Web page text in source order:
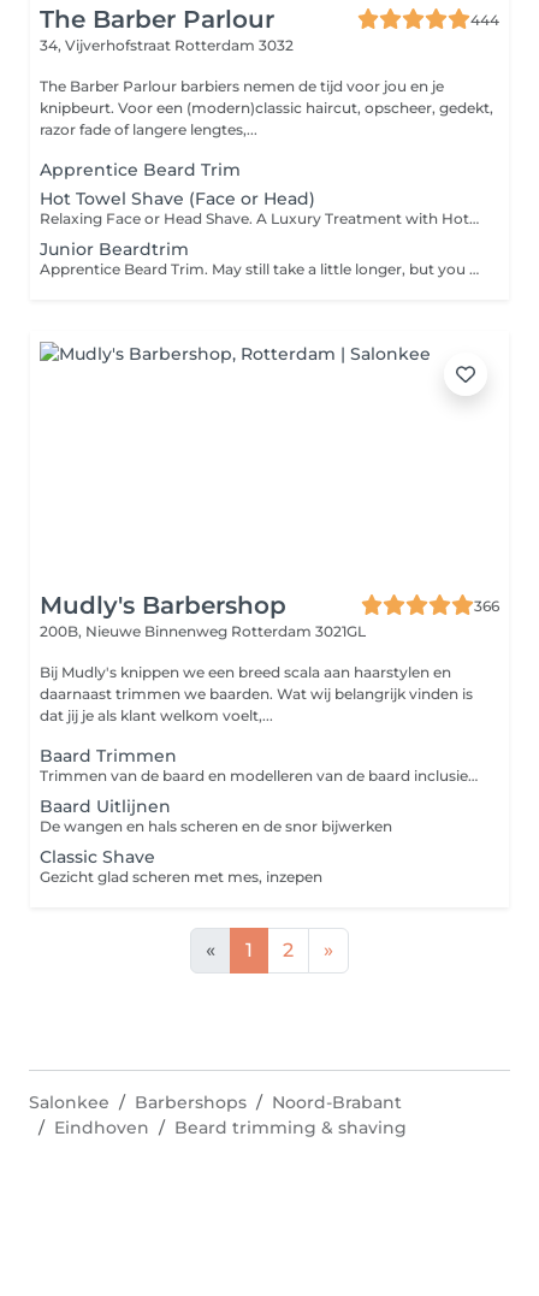
The Barber Parlour
444
34, Vijverhofstraat Rotterdam 3032
The Barber Parlour barbiers nemen de tijd voor jou en je
knipbeurt. Voor een (modern)classic haircut, opscheer, gedekt,
razor fade of langere lengtes,...
Apprentice Beard Trim
Hot Towel Shave (Face or Head)
Relaxing Face or Head Shave. A Luxury Treatment with Hot Towel, Face / Head Massage, Soap, Oil and Straight Razor.
Junior Beardtrim
Apprentice Beard Trim. May still take a little longer, but you will look good!
Mudly's Barbershop
366
200B, Nieuwe Binnenweg Rotterdam 3021GL
Bij Mudly's knippen we een breed scala aan haarstylen en
daarnaast trimmen we baarden. Wat wij belangrijk vinden is
dat jij je als klant welkom voelt,...
Baard Trimmen
Trimmen van de baard en modelleren van de baard inclusief uitlijnen
Baard Uitlijnen
De wangen en hals scheren en de snor bijwerken
Classic Shave
Gezicht glad scheren met mes, inzepen
« 1 2 »
Salonkee Barbershops
Noord-Brabant
Eindhoven
Beard trimming & shaving